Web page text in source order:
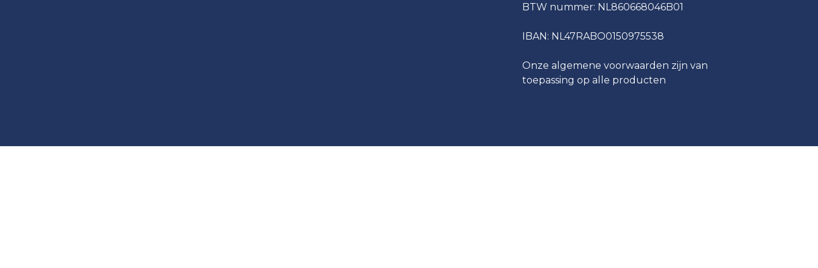
BTW nummer: NL860668046B01
IBAN: NL47RABO0150975538
Onze algemene voorwaarden zijn van
toepassing op alle producten